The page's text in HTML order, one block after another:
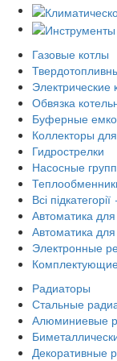
Газовые котлы
Электрические
Обвязка
Буферные
Коллекторы
Гидрострелки
Насосные
Всі
Автоматика
Автоматика для
Электронные
Радиаторы
Стальные
Алюминиевые
Декоративные